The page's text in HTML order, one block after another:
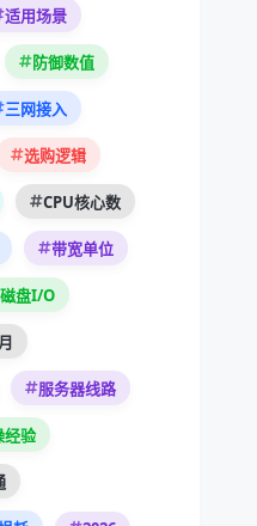
适用场景
防御数值
三网接入
选购逻辑
CPU核心数
带宽单位
磁盘I/O
服务器线路
经验